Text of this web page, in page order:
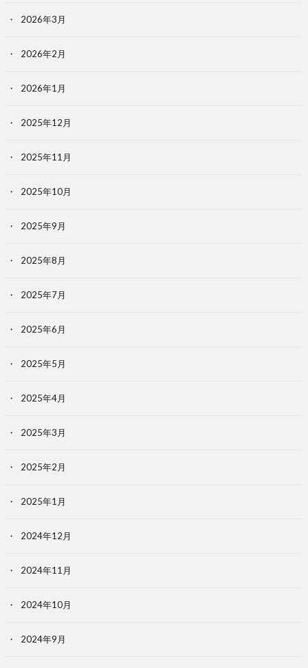
2026年3月
2026年2月
2026年1月
2025年12月
2025年11月
2025年10月
2025年9月
2025年8月
2025年7月
2025年6月
2025年5月
2025年4月
2025年3月
2025年2月
2025年1月
2024年12月
2024年11月
2024年10月
2024年9月